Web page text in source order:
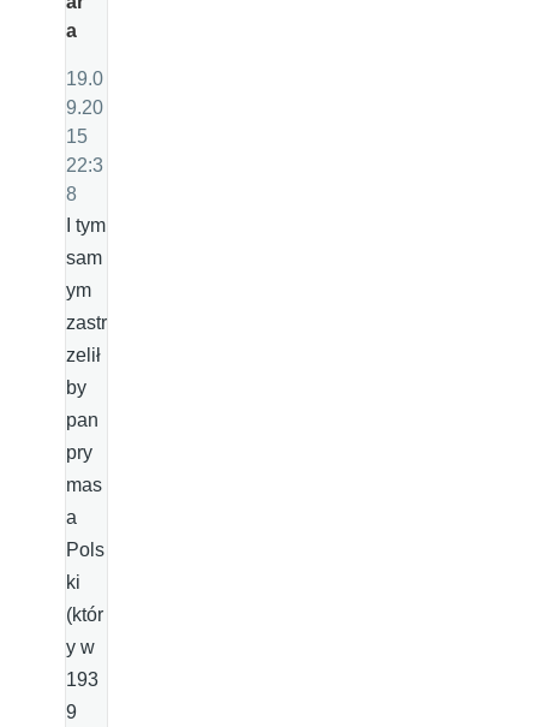
a
19.0
9.20
15
22:3
8
I tym
sam
ym
zastr
zelił
by
pan
pry
mas
a
Pols
ki
(któr
y w
193
9